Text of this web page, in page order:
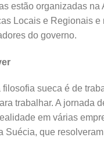
estão organizadas na
Locais e Regionais e
do governo.
filosofia sueca é de
trabalhar. A jornada
em várias
Suécia, que